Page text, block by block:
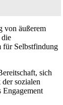
von äußerem
für Selbstfindung
sich
sozialen